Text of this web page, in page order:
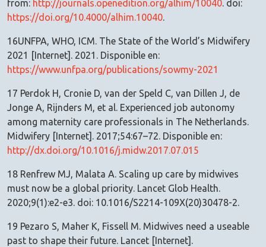
from: http://journals.openedition.org/alhim/10040. doi:
https://doi.org/10.4000/alhim.10040.
16UNFPA, WHO, ICM. The State of the World’s Midwifery
2021 [Internet]. 2021. Disponible en:
https://www.unfpa.org/publications/sowmy-2021
17 Perdok H, Cronie D, van der Speld C, van Dillen J, de
Jonge A, Rijnders M, et al. Experienced job autonomy
among maternity care professionals in The Netherlands.
Midwifery [Internet]. 2017;54:67–72. Disponible en:
http://dx.doi.org/10.1016/j.midw.2017.07.015
18 Renfrew MJ, Malata A. Scaling up care by midwives
must now be a global priority. Lancet Glob Health.
2020;9(1):e2-e3. doi: 10.1016/S2214-109X(20)30478-2.
19 Pezaro S, Maher K, Fissell M. Midwives need a useable
past to shape their future. Lancet [Internet].